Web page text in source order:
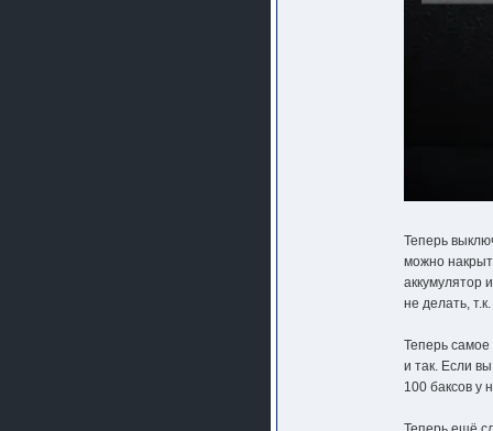
Теперь
можно
аккумулятор
не делать,
Теперь самое
и так. Если
100 баксов у